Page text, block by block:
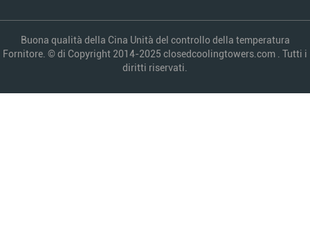
Buona qualità della Cina Unità del controllo della temperatura
Fornitore. © di Copyright 2014-2025 closedcoolingtowers.com . Tutti i
diritti riservati.